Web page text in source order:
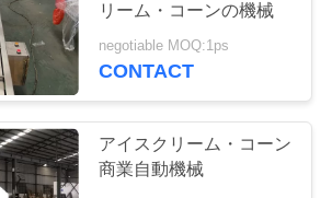
クリーム・
の生産ライ
リーム・コーンの機械
negotiable MOQ:1ps
CONTACT
アイスクリーム・コーン
商業自動機械